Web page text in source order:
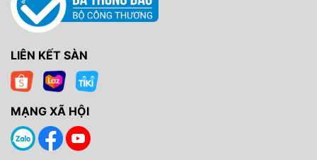
LIÊN KẾT SÀN
MẠNG XÃ HỘI